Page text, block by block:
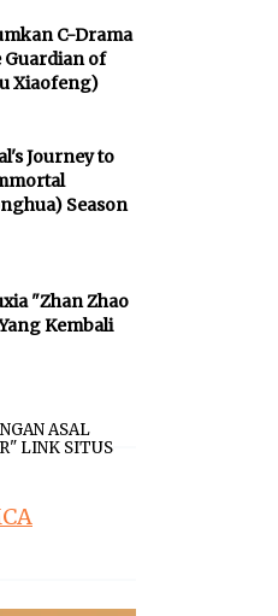
C-Drama
Guardian of
Xiaofeng)
Journey to
Season
"Zhan Zhao
Kembali
ASAL
LINK SITUS